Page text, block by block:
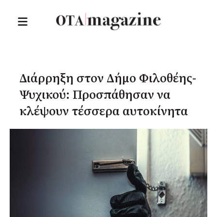
Διάρρηξη στον Δήμο Φιλοθέης-
Ψυχικού: Προσπάθησαν να
κλέψουν τέσσερα αυτοκίνητα